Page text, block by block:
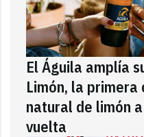
El Águila amplía
Limón, la primera
natural de limón
vuelta